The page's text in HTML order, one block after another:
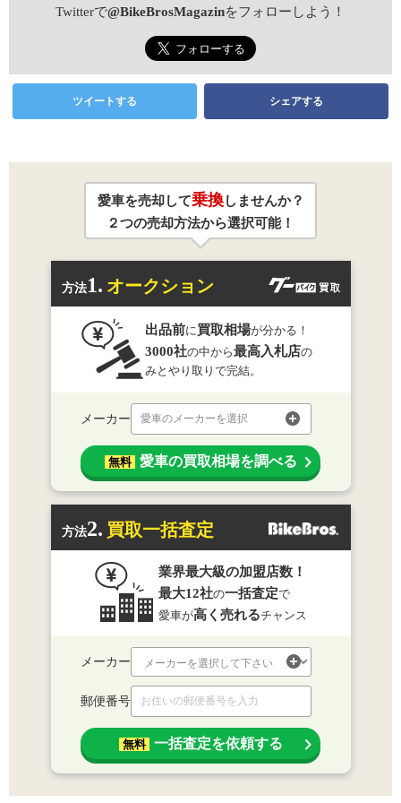
Twitterで@BikeBrosMagazinをフォローしよう！
ツイートする シェアする
愛車を売却して乗換しませんか？
２つの売却方法から選択可能！
方法1. オークション
出品前に買取相場が分かる！
3000社の中から最高入札店の
みとやり取りで完結。
メーカー 愛車のメーカーを選択
無料 愛車の買取相場を調べる
方法2. 買取一括査定
業界最大級の加盟店数！
最大12社の一括査定で
愛車が高く売れるチャンス
メーカー
郵便番号
無料 一括査定を依頼する